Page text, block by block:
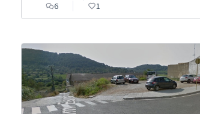
6
1